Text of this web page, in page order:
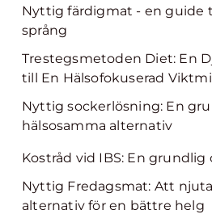
Nyttig färdigmat - en guide
språng
Trestegsmetoden Diet: En
till En Hälsofokuserad
Nyttig sockerlösning: En
hälsosamma alternativ
Kostråd vid IBS: En grundlig
Nyttig Fredagsmat: Att
alternativ för en bättre helg